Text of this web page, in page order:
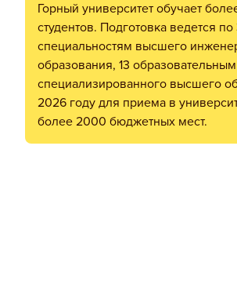
Горный университет обучает более 8 тысяч
студентов. Подготовка ведется по
специальностям высшего
образования, 13
специализированного высшего
2026 году для приема в
более 2000 бюджетных мест.